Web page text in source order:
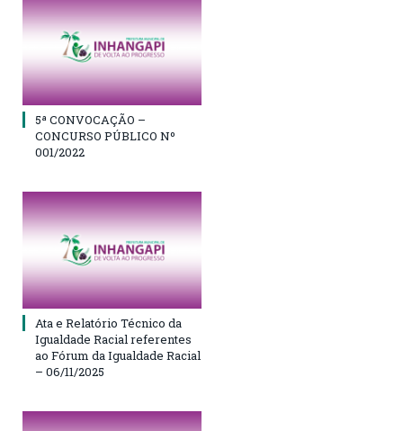
5ª CONVOCAÇÃO –
CONCURSO PÚBLICO Nº
001/2022
Ata e Relatório Técnico da
Igualdade Racial referentes
ao Fórum da Igualdade Racial
– 06/11/2025